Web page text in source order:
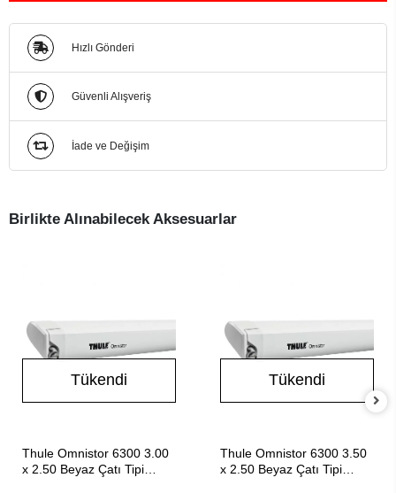
Hızlı Gönderi
Güvenli Alışveriş
İade ve Değişim
Birlikte Alınabilecek Aksesuarlar
Tükendi
Thule Omnistor 6300 3.00
x 2.50 Beyaz Çatı Tipi
Tükendi
Thule Omnistor 6300 3.50
x 2.50 Beyaz Çatı Tipi